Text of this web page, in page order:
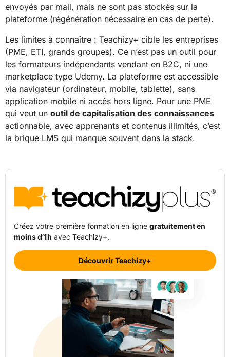
envoyés par mail, mais ne sont pas stockés sur la
plateforme (régénération nécessaire en cas de perte).
Les limites à connaître : Teachizy+ cible les entreprises
(PME, ETI, grands groupes). Ce n’est pas un outil pour
les formateurs indépendants vendant en B2C, ni une
marketplace type Udemy. La plateforme est accessible
via navigateur (ordinateur, mobile, tablette), sans
application mobile ni accès hors ligne. Pour une PME
qui veut un outil de capitalisation des connaissances
actionnable, avec apprenants et contenus illimités, c’est
la brique LMS qui manque souvent dans la stack.
Créez votre première formation en ligne gratuitement en
moins d’1h avec Teachizy+.
Découvrir Teachizy+